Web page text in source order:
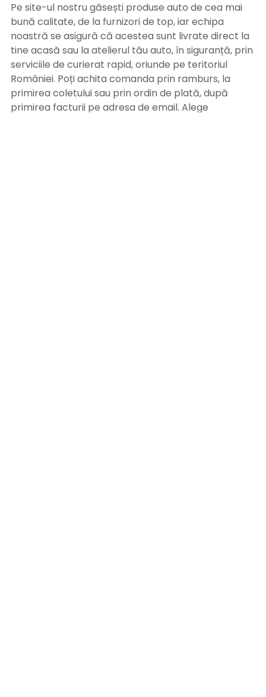
Pe site-ul nostru găsești produse auto de cea mai
bună calitate, de la furnizori de top, iar echipa
noastră se asigură că acestea sunt livrate direct la
tine acasă sau la atelierul tău auto, în siguranță, prin
serviciile de curierat rapid, oriunde pe teritoriul
României. Poți achita comanda prin ramburs, la
primirea coletului sau prin ordin de plată, după
primirea facturii pe adresa de email. Alege